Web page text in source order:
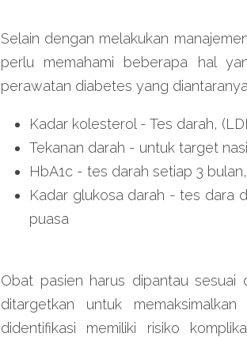
Selain dengan melakukan
perlu memahami beberapa hal
perawatan diabetes yang
Kadar kolesterol - Tes darah,
Tekanan darah - untuk target
HbA1c - tes darah setiap 3
Kadar glukosa darah - tes dara
puasa
Obat pasien harus dipantau sesuai
ditargetkan untuk
didentifikasi memiliki risiko